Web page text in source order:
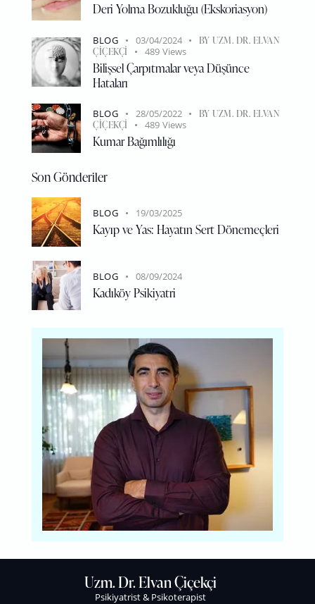
Deri Yolma Bozukluğu (Ekskoriasyon)
BLOG 03/04/2024 BY UZM. DR. ELVAN
ÇIÇEKÇI
489 Views
Bilişsel Çarpıtmalar veya Düşünce
Hataları
BLOG 28/05/2022 BY UZM. DR. ELVAN
ÇIÇEKÇI
489 Views
Kumar Bağımlılığı
Son Gönderiler
BLOG 19/03/2025
Kayıp ve Yas: Hayatın Sert Dönemeçleri
BLOG 08/09/2024
Kadıköy Psikiyatri
Uzm. Dr. Elvan Çiçekçi
Psikiyatrist & Psikoterapist